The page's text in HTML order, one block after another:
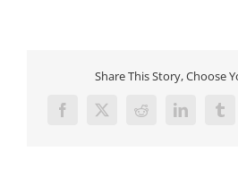
Share This Story, Choose
Facebook
X RedditLinkedIn